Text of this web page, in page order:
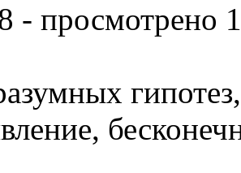
- просмотрено